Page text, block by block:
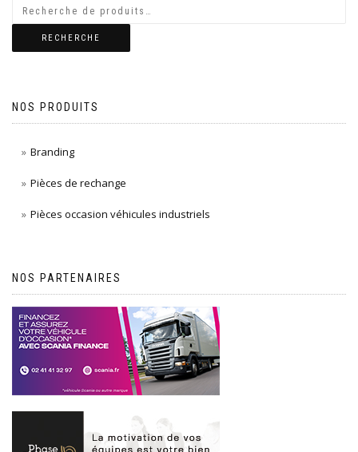
RECHERCHE
NOS PRODUITS
Branding
Pièces de rechange
Pièces occasion véhicules industriels
NOS PARTENAIRES